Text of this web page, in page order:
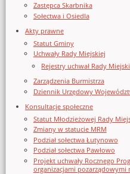
Zastępca Skarbnika
Sołectwa i Osiedla
Akty prawne
Statut Gminy
Uchwały Rady Miejskiej
Rejestry uchwał Rady
Zarządzenia Burmistrza
Dziennik Urzędowy
Konsultacje społeczne
Statut Młodzieżowej Rady
Zmiany w statucie MRM
Podział sołectwa Łutynowo
Podział sołectwa Pawłowo
Projekt uchwały Rocznego
organizacjami pozarządowymi